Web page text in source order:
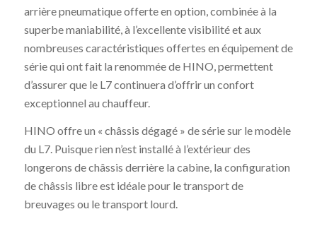
arrière pneumatique offerte en option, combinée à la
superbe maniabilité, à l’excellente visibilité et aux
nombreuses caractéristiques offertes en équipement de
série qui ont fait la renommée de HINO, permettent
d’assurer que le L7 continuera d’offrir un confort
exceptionnel au chauffeur.
HINO offre un « châssis dégagé » de série sur le modèle
du L7. Puisque rien n’est installé à l’extérieur des
longerons de châssis derrière la cabine, la configuration
de châssis libre est idéale pour le transport de
breuvages ou le transport lourd.